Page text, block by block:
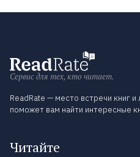
Сервис для тех, кто читает.
ReadRate — место встречи книг
поможет вам найти интересные
Читайте